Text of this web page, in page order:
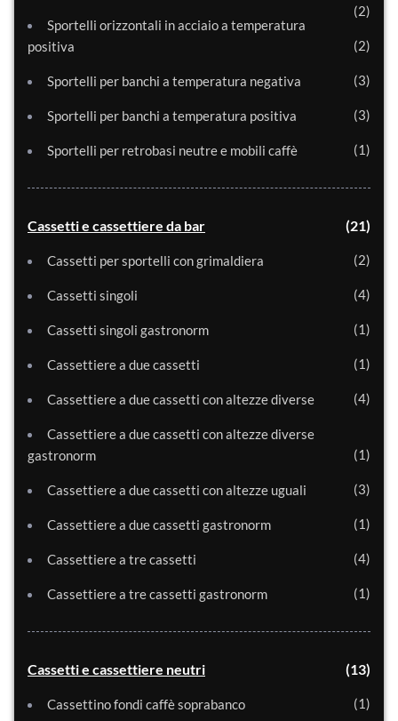
2
Sportelli orizzontali in acciaio a temperatura
positiva
2
Sportelli per banchi a temperatura negativa 3
Sportelli per banchi a temperatura positiva 3
Sportelli per retrobasi neutre e mobili caffè 1
Cassetti e cassettiere da bar 21
Cassetti per sportelli con grimaldiera 2
Cassetti singoli 4
Cassetti singoli gastronorm 1
Cassettiere a due cassetti 1
Cassettiere a due cassetti con altezze diverse 4
Cassettiere a due cassetti con altezze diverse
gastronorm
1
Cassettiere a due cassetti con altezze uguali 3
Cassettiere a due cassetti gastronorm 1
Cassettiere a tre cassetti 4
Cassettiere a tre cassetti gastronorm 1
Cassetti e cassettiere neutri 13
Cassettino fondi caffè soprabanco 1